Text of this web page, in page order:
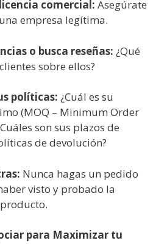
comercial: Asegúrate
empresa legítima.
o busca reseñas: ¿Qué
sobre ellos?
políticas: ¿Cuál es su
(MOQ – Minimum Order
son sus plazos de
de devolución?
Nunca hagas un pedido
visto y probado la
para Maximizar tu